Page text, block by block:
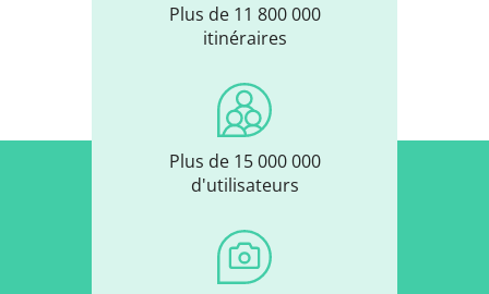
Plus de 11 800 000
itinéraires
Plus de 15 000 000
d'utilisateurs